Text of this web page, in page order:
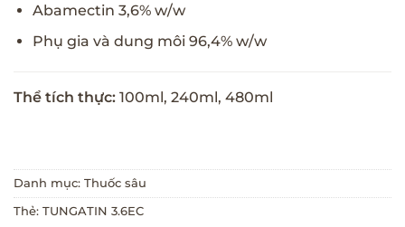
Abamectin 3,6% w/w
Phụ gia và dung môi 96,4% w/w
Thể tích thực: 100ml, 240ml, 480ml
Danh mục: Thuốc sâu
Thẻ: TUNGATIN 3.6EC